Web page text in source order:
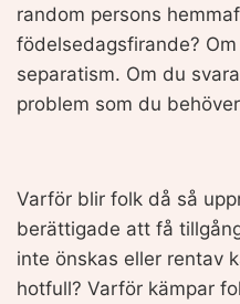
random persons
födelsedagsfirande?
separatism. Om du
problem som du
Varför blir folk då så
berättigade att få
inte önskas eller rentav
hotfull? Varför kämpar